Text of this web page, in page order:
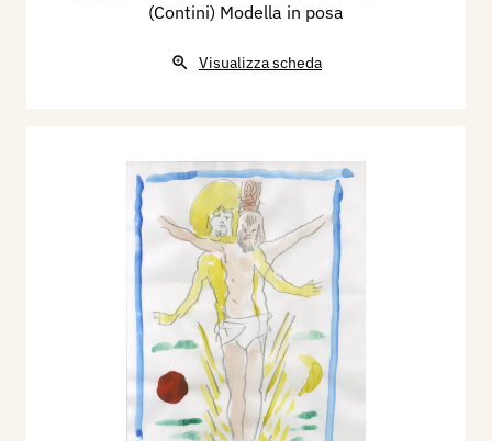
(Contini) Modella in posa
Visualizza scheda